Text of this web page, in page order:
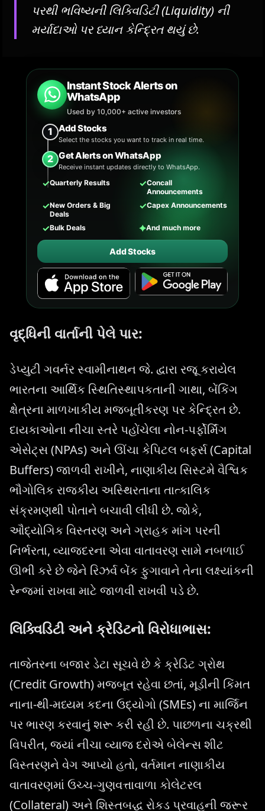
પરથી ભવિષ્યની લિક્વિડિટી (Liquidity) ની
મર્યાદાઓ પર ધ્યાન કેન્દ્રિત થયું છે.
Instant Stock Alerts on
WhatsApp
Used by 10,000+ active investors
1 Add Stocks
Select the stocks you want to track in real time.
2 Get Alerts on WhatsApp
Receive instant updates directly to WhatsApp.
✓Quarterly Results ✓Concall
Announcements
✓New Orders & Big
Deals
✓Capex Announcements
✓Bulk Deals ✦And much more
Add Stocks
વૃદ્ધિની વાર્તાની પેલે પાર:
ડેપ્યુટી ગવર્નર સ્વામીનાથન જે. દ્વારા રજૂ કરાયેલ
ભારતના આર્થિક સ્થિતિસ્થાપકતાની ગાથા, બેંકિંગ
ક્ષેત્રના માળખાકીય મજબૂતીકરણ પર કેન્દ્રિત છે.
દાયકાઓના નીચા સ્તરે પહોંચેલા નોન-પર્ફોર્મિંગ
એસેટ્સ (NPAs) અને ઊંચા કેપિટલ બફર્સ (Capital
Buffers) જાળવી રાખીને, નાણાકીય સિસ્ટમે વૈશ્વિક
ભૌગોલિક રાજકીય અસ્થિરતાના તાત્કાલિક
સંક્રમણથી પોતાને બચાવી લીધી છે. જોકે,
ઔદ્યોગિક વિસ્તરણ અને ગ્રાહક માંગ પરની
નિર્ભરતા, વ્યાજદરના એવા વાતાવરણ સામે નબળાઈ
ઊભી કરે છે જેને રિઝર્વ બેંક ફુગાવાને તેના લક્ષ્યાંકની
રેન્જમાં રાખવા માટે જાળવી રાખવી પડે છે.
લિક્વિડિટી અને ક્રેડિટનો વિરોધાભાસ:
તાજેતરના બજાર ડેટા સૂચવે છે કે ક્રેડિટ ગ્રોથ
(Credit Growth) મજબૂત રહેવા છતાં, મૂડીની કિંમત
નાના-થી-મધ્યમ કદના ઉદ્યોગો (SMEs) ના માર્જિન
પર ભારણ કરવાનું શરૂ કરી રહી છે. પાછળના ચક્રથી
વિપરીત, જ્યાં નીચા વ્યાજ દરોએ બેલેન્સ શીટ
વિસ્તરણને વેગ આપ્યો હતો, વર્તમાન નાણાકીય
વાતાવરણમાં ઉચ્ચ-ગુણવત્તાવાળા કોલેટરલ
(Collateral) અને શિસ્તબદ્ધ રોકડ પ્રવાહની જરૂર